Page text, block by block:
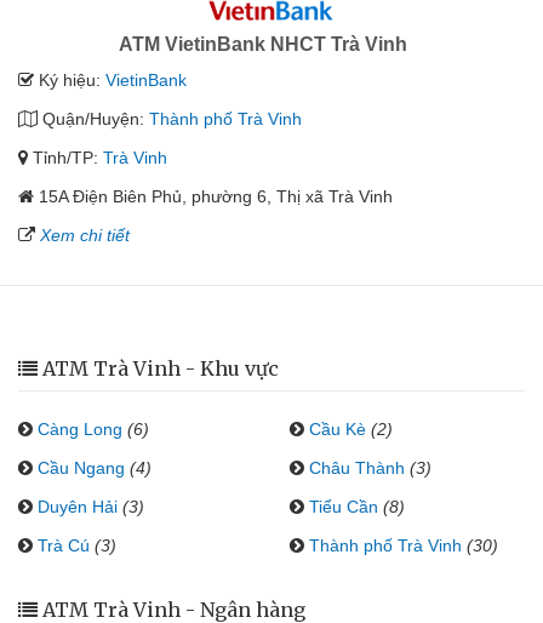
ATM VietinBank NHCT Trà Vinh
Ký hiệu: VietinBank
Quận/Huyện: Thành phố Trà Vinh
Tỉnh/TP: Trà Vinh
15A Điện Biên Phủ, phường 6, Thị xã Trà Vinh
Xem chi tiết
ATM Trà Vinh - Khu vực
Càng Long (6) Cầu Kè (2)
Cầu Ngang (4) Châu Thành (3)
Duyên Hải (3) Tiểu Cần (8)
Trà Cú (3) Thành phố Trà Vinh (30)
ATM Trà Vinh - Ngân hàng